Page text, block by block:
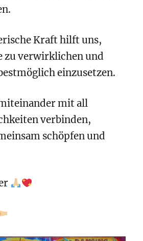
Kraft hilft uns,
zu verwirklichen und
einzusetzen.
mit all
verbinden,
schöpfen und